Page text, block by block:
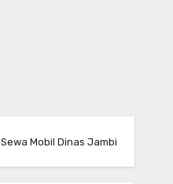
Sewa Mobil Dinas Jambi